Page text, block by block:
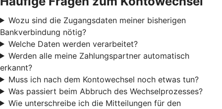
Wozu sind die Zugangsdaten meiner bisherigen
Bankverbindung nötig?
Welche Daten werden verarbeitet?
Werden alle meine Zahlungspartner automatisch
erkannt?
Muss ich nach dem Kontowechsel noch etwas tun?
Was passiert beim Abbruch des Wechselprozesses?
Wie unterschreibe ich die Mitteilungen für den